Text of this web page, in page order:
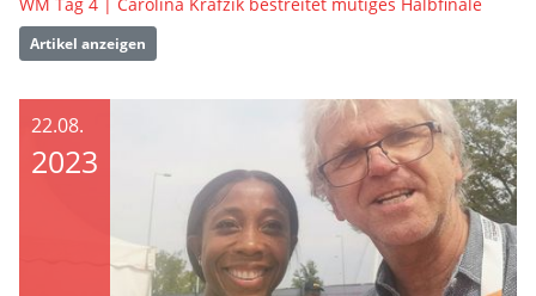
Artikel anzeigen
22.08.
2023